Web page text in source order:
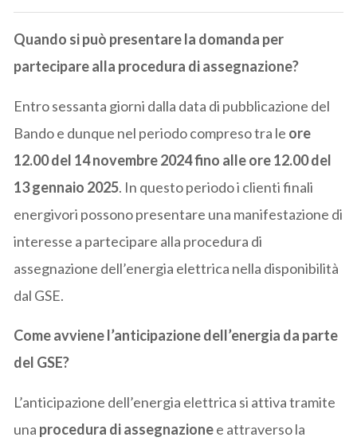
Quando si può presentare la domanda per
partecipare alla procedura di assegnazione?
Entro sessanta giorni dalla data di pubblicazione del
Bando e dunque nel periodo compreso tra le ore
12.00 del 14 novembre 2024 fino alle ore 12.00 del
13 gennaio 2025. In questo periodo i clienti finali
energivori possono presentare una manifestazione di
interesse a partecipare alla procedura di
assegnazione dell’energia elettrica nella disponibilità
dal GSE.
Come avviene l’anticipazione dell’energia da parte
del GSE?
L’anticipazione dell’energia elettrica si attiva tramite
una procedura di assegnazionee attraverso la